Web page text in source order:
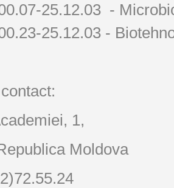
25.12.03 -
25.12.03 -
1,
Moldova